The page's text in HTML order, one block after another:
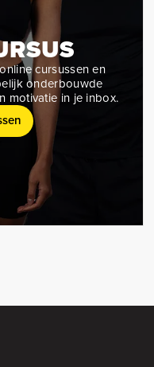
cursussen en
onderbouwde
motivatie in je inbox.